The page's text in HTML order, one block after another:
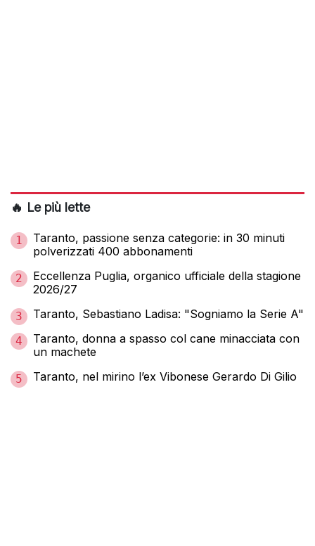
🔥 Le più lette
1
Taranto, passione senza categorie: in 30 minuti
polverizzati 400 abbonamenti
2
Eccellenza Puglia, organico ufficiale della stagione
2026/27
3 Taranto, Sebastiano Ladisa: "Sogniamo la Serie A"
4
Taranto, donna a spasso col cane minacciata con
un machete
5 Taranto, nel mirino l’ex Vibonese Gerardo Di Gilio